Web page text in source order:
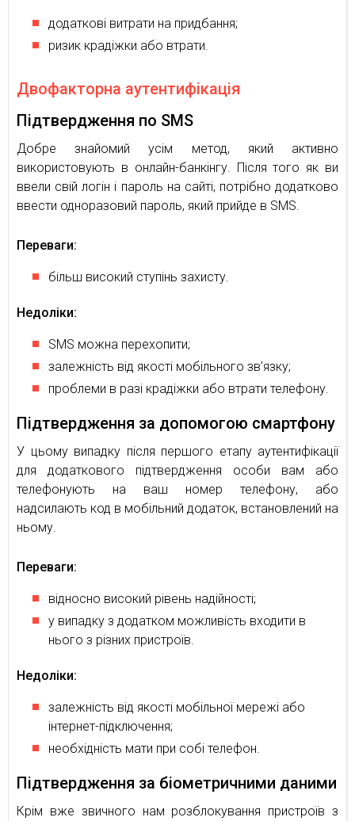
додаткові витрати на придбання;
ризик крадіжки або втрати.
Двофакторна аутентифікація
Підтвердження по SMS
Добре знайомий усім метод, який активно
використовують в онлайн-банкінгу. Після того як ви
ввели свій логін і пароль на сайті, потрібно додатково
ввести одноразовий пароль, який прийде в SMS.
Переваги:
більш високий ступінь захисту.
Недоліки:
SMS можна перехопити;
залежність від якості мобільного зв’язку;
проблеми в разі крадіжки або втрати телефону.
Підтвердження за допомогою смартфону
У цьому випадку після першого етапу аутентифікації
для додаткового підтвердження особи вам або
телефонують на ваш номер телефону, або
надсилають код в мобільний додаток, встановлений на
ньому.
Переваги:
відносно високий рівень надійності;
у випадку з додатком можливість входити в
нього з різних пристроїв.
Недоліки:
залежність від якості мобільної мережі або
інтернет-підключення;
необхідність мати при собі телефон.
Підтвердження за біометричними даними
Крім вже звичного нам розблокування пристроїв з